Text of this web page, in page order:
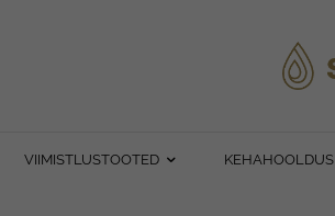
VIIMISTLUSTOOTED KEHAHOOLDUS